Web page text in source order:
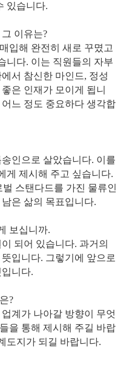
있습니다.
이유는?
입해 완전히 새로 꾸몄고
니다. 이는 직원들의 자부
서 참신한 마인드, 정성
은 인재가 모이게 됩니
느 정도 중요하다 생각합
인으로 살았습니다. 이를
게 제시해 주고 싶습니다.
벌 스탠다드를 가진 물류인
은 삶의 목표입니다.
보십니까.
되어 있습니다. 과거의
입니다. 그렇기에 앞으로
니다.
?
계가 나아갈 방향이 무엇
을 통해 제시해 주길 바랍
도지가 되길 바랍니다.